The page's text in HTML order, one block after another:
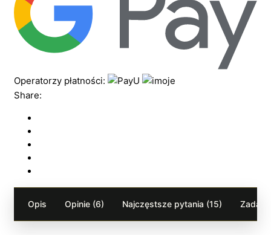
Operatorzy płatności:
Share:
Opis Opinie (6) Najczęstsze pytania (15) Zadaj